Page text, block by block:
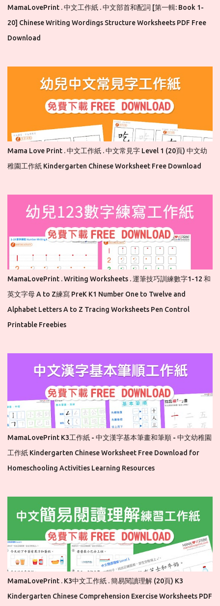
MamaLovePrint . 中文工作紙 . 中文部首和配詞 [第一輯: Book 1-
20] Chinese Writing Wordings Structure Worksheets PDF Free
Download
Mama Love Print . 中文工作紙 . 中文常見字 Level 1 (20頁) 中文幼
稚園工作紙 Kindergarten Chinese Worksheet Free Download
MamaLovePrint . Writing Worksheets . 運筆技巧訓練數字1-12 和
英文字母 A to Z練寫 PreK K1 Number One to Twelve and
Alphabet Letters A to Z Tracing Worksheets Pen Control
Printable Freebies
MamaLovePrint K3工作紙 - 中文漢字基本筆畫和筆順 - 中文幼稚園
工作紙 Kindergarten Chinese Worksheet Free Download for
Homeschooling Activities Learning Resources
MamaLovePrint . K3中文工作紙 . 簡易閱讀理解 (20頁) K3
Kindergarten Chinese Comprehension Exercise Worksheets PDF